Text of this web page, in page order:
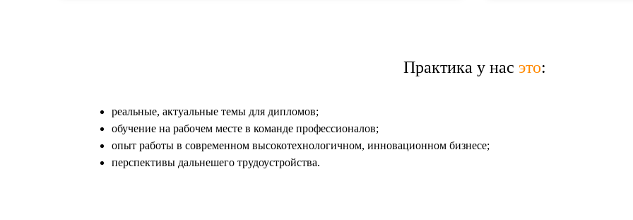
Практика у нас это:
реальные, актуальные темы для дипломов;
обучение на рабочем месте в команде профессионалов;
опыт работы в современном высокотехнологичном, инновационном бизнесе;
перспективы дальнешего трудоустройства.